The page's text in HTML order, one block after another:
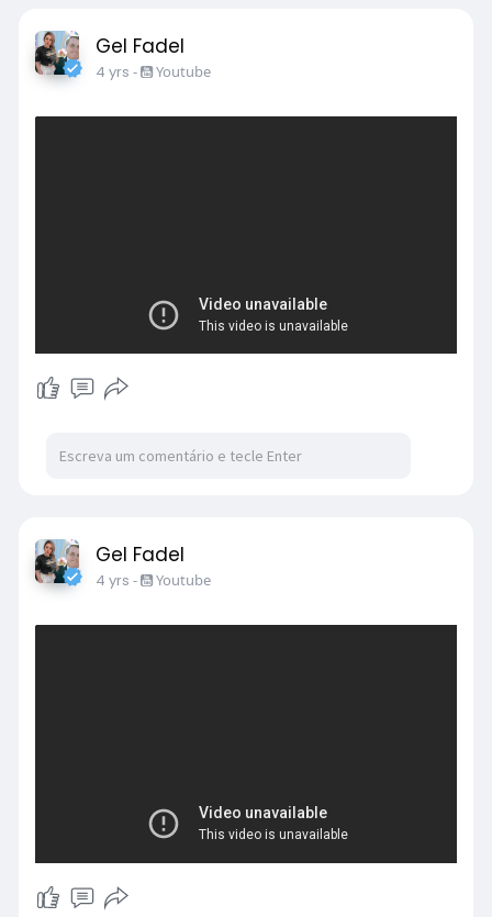
Gel Fadel
4 yrs - Youtube
Gel Fadel
4 yrs - Youtube